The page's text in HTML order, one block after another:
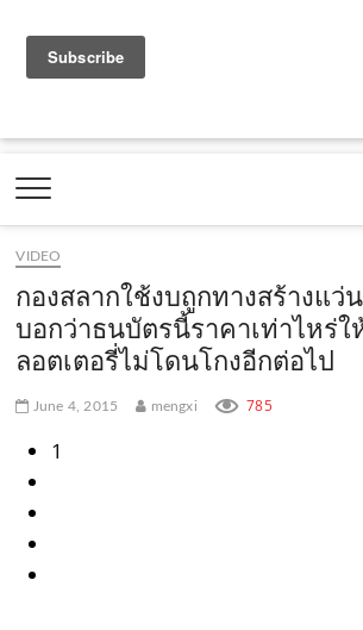
a
e
b
o
o
k
.
c
o
o
t
b
.
c
o
.
o
e
m
t
g
a
m
.
t
k
c
o
m
Marketing
DIGITAL | CREATIVE |
VIDEO
กองสลากใช้งบถูกทางสร้างแว่
บอกว่าธนบัตรนี้ราคาเท่าไหร่
ลอตเตอรี่ไม่โดนโกงอีกต่อไป
June 4, 2015 mengxi 785
1